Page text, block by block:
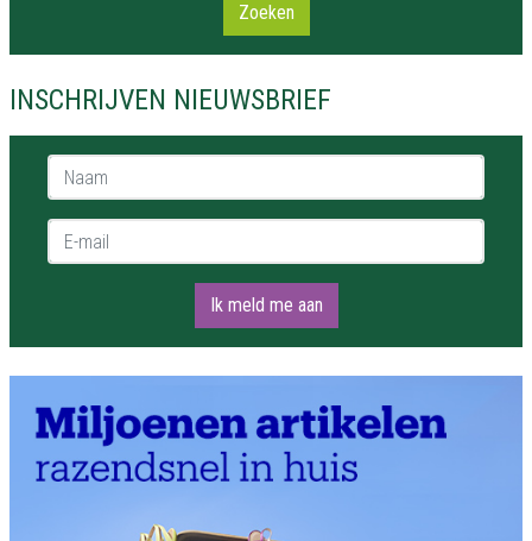
Zoeken
INSCHRIJVEN NIEUWSBRIEF
Naam *
E-mail *
Ik meld me aan